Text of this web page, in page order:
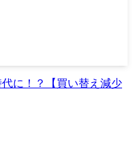
に！？【買い替え減少